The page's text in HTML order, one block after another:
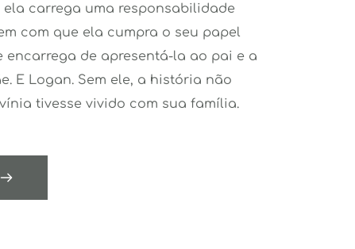
carrega uma responsabilidade
com que ela cumpra o seu papel
encarrega de apresentá-la ao pai e a
E Logan. Sem ele, a história não
tivesse vivido com sua família.